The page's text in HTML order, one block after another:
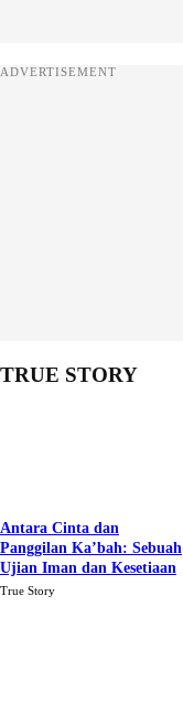
ADVERTISEMENT
TRUE STORY
Antara Cinta dan
Panggilan Ka’bah: Sebuah
Ujian Iman dan Kesetiaan
True Story